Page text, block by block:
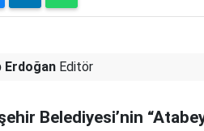
Erdoğan Editör
Belediyesi’nin